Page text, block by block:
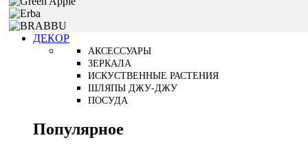
ДЕКОР
АКСЕССУАРЫ
ЗЕРКАЛА
ИСКУСТВЕННЫЕ РАСТЕНИЯ
ШЛЯПЫ ДЖУ-ДЖУ
ПОСУДА
Популярное